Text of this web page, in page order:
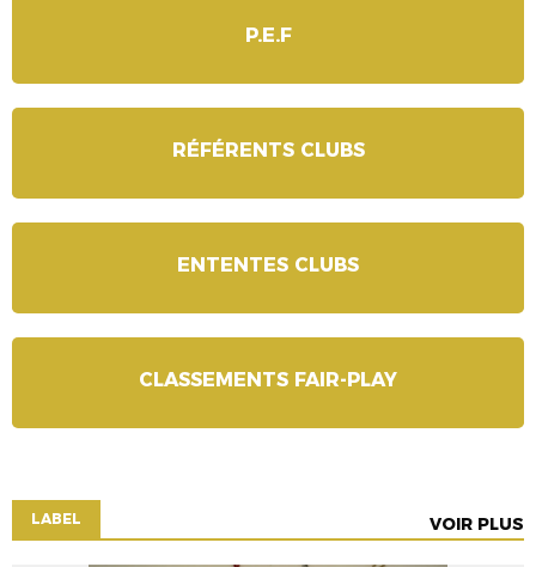
P.E.F
RÉFÉRENTS CLUBS
ENTENTES CLUBS
CLASSEMENTS FAIR-PLAY
LABEL VOIR PLUS